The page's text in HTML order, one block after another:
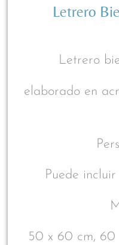
Letrero
Letrero
elaborado en
Puede
50 x 60 cm, 60